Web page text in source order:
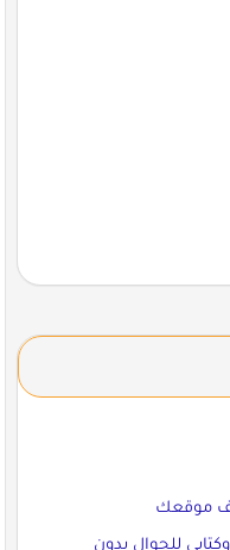
موقعك
للجوال بدون